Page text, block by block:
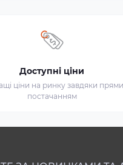
Доступні ціни
ціни на ринку завдяки
постачанням